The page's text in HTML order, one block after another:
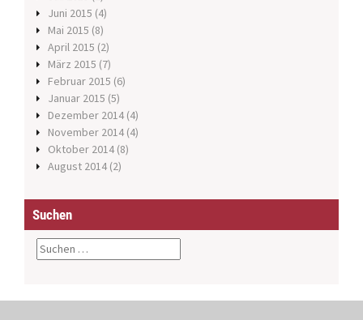
Juni 2015 (4)
Mai 2015 (8)
April 2015 (2)
März 2015 (7)
Februar 2015 (6)
Januar 2015 (5)
Dezember 2014 (4)
November 2014 (4)
Oktober 2014 (8)
August 2014 (2)
Suchen
S
u